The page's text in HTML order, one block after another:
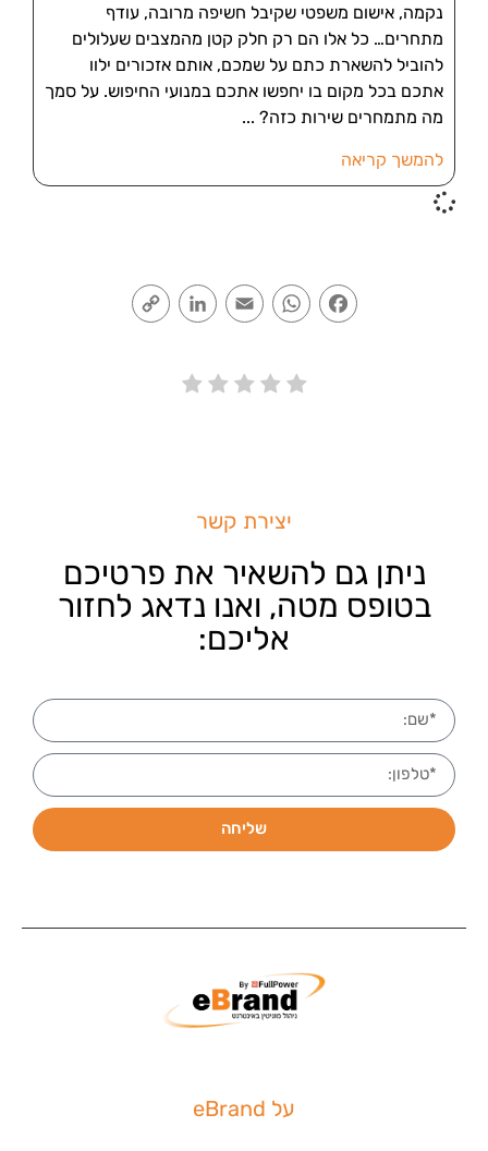
נקמה, אישום משפטי שקיבל חשיפה מרובה, עודף
מתחרים… כל אלו הם רק חלק קטן מהמצבים שעלולים
להוביל להשארת כתם על שמכם, אותם אזכורים ילוו
אתכם בכל מקום בו יחפשו אתכם במנועי החיפוש. על סמך
מה מתמחרים שירות כזה?
להמשך קריאה
Facebook
WhatsApp
Email
LinkedIn
יצירת קשר
ניתן גם להשאיר את פרטיכם
בטופס מטה, ואנו נדאג לחזור
אליכם:
שליחה
על eBrand